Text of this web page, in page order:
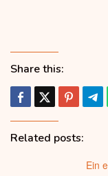
Share this:
Related posts:
Ein